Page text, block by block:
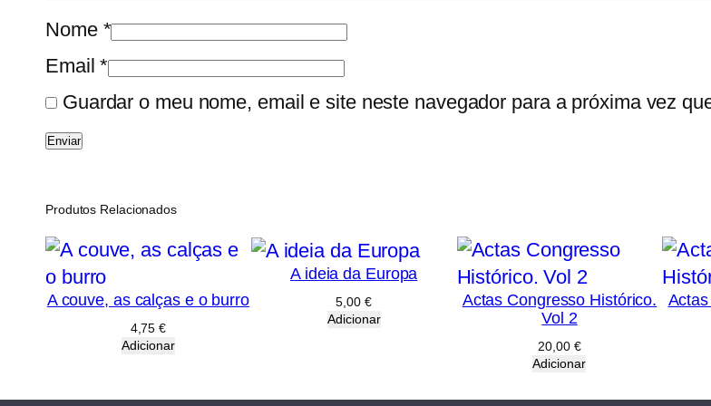
Nome *
Email*
Guardar o meu nome, email e site neste navegador para a próxima vez
Produtos Relacionados
A couve, as calças e o burro
4,75€
Adicionar
A ideia da Europa
5,00 €
Adicionar
Actas Congresso Histórico.
Vol 2
20,00 €
Adicionar